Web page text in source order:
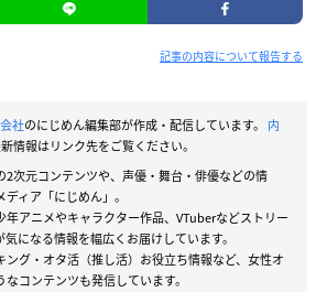
記事の内容について報告する
社のにじめん編集部が作成・配信しています。 内
情報はリンク先をご覧ください。
2次元コンテンツや、声優・舞台・俳優などの情
ィア「にじめん」。
アニメやキャラクター作品、VTuberなどストリー
になる情報を幅広くお届けしています。
グ・オタ活（推し活）お役立ち情報など、女性オ
コンテンツも発信しています。